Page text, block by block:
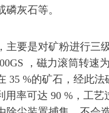
灰石等。
要是对矿粉进行三
，磁力滚筒转速
35 %的矿石，经此
率可达 90 %，工